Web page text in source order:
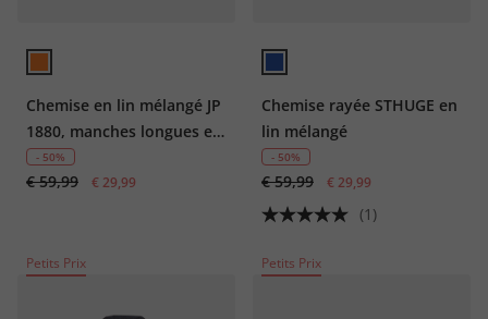
Chemise en lin mélangé JP
1880, manches longues et
col Kent, coupe Modern
Fit - jusqu'au 8 XL
- 50%
€ 59,99 € 29,99
Chemise rayée STHUGE en
lin mélangé
- 50%
€ 59,99 € 29,99
(1)
Petits Prix Petits Prix